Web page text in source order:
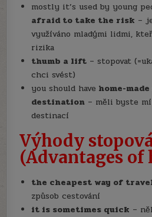
mostly it’s used by young
afraid to take the risk –
využíváno mladými lidmi,
rizika
thumb a lift – stopovat
chci svést)
you should have home-
destination – měli byste
destinací
Výhody
(Advantages
the cheapest way of
způsob cestování
it is sometimes quick –